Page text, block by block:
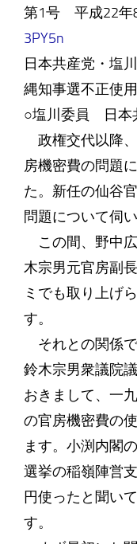
第1号 平成22年
3PY5n
日本共産党・塩
縄知事選不正使
○塩川委員 日本
政権交代以降
房機密費の問題
た。新任の仙谷
問題について伺
この間、野中
木宗男元官房副
ミでも取り上げ
す。
それとの関係で
鈴木宗男衆議院
おきまして、一
の官房機密費の
ます。小渕内閣
選挙の稲嶺陣営
円使ったと聞い
す。